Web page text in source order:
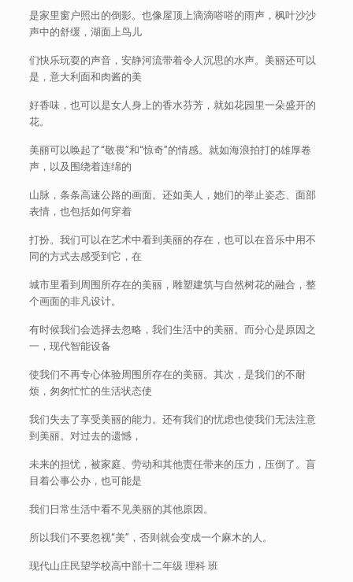
是家里窗户照出的倒影。也像屋顶上滴滴嗒嗒的雨声，枫叶沙沙
声中的舒缓，湖面上鸟儿
们快乐玩耍的声音，安静河流带着令人沉思的水声。美丽还可以
是，意大利面和肉酱的美
好香味，也可以是女人身上的香水芬芳，就如花园里一朵盛开的
花。
美丽可以唤起了“敬畏”和“惊奇”的情感。就如海浪拍打的雄厚卷
声，以及围绕着连绵的
山脉，条条高速公路的画面。还如美人，她们的举止姿态、面部
表情，也包括如何穿着
打扮。我们可以在艺术中看到美丽的存在，也可以在音乐中用不
同的方式去感受到它，在
城市里看到周围所存在的美丽，雕塑建筑与自然树花的融合，整
个画面的非凡设计。
有时候我们会选择去忽略，我们生活中的美丽。而分心是原因之
一，现代智能设备
使我们不再专心体验周围所存在的美丽。其次，是我们的不耐
烦，匆匆忙忙的生活状态使
我们失去了享受美丽的能力。还有我们的忧虑也使我们无法注意
到美丽。对过去的遗憾，
未来的担忧，被家庭、劳动和其他责任带来的压力，压倒了。盲
目着公事公办，也可能是
我们日常生活中看不见美丽的其他原因。
所以我们不要忽视“美”，否则就会变成一个麻木的人。
现代山庄民望学校高中部十二年级 理科 班